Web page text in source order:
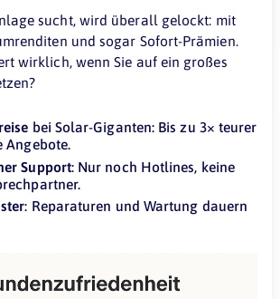
sucht, wird überall gelockt: mit
und sogar Sofort-Prämien.
wirklich, wenn Sie auf ein großes
bei Solar-Giganten: Bis zu 3× teurer
Angebote.
Support: Nur noch Hotlines, keine
: Reparaturen und Wartung dauern